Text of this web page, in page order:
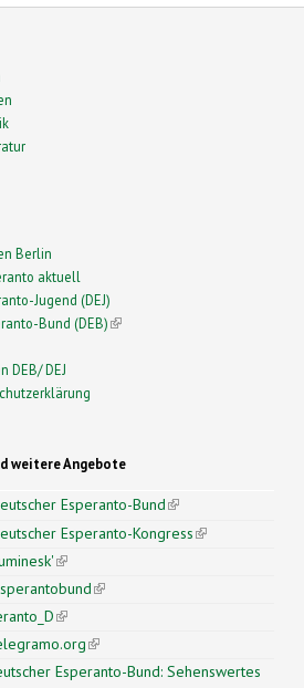
Berlin
aktuell
Jugend (DEJ)
Bund (DEB)(link is external)
DEB/ DEJ
weitere Angebote
Esperanto-Bund(link is
external)
Esperanto-Kongress(link is
(link is external)
(link is external)
(link is external)
(link is external)
Esperanto-Bund: Sehenswertes